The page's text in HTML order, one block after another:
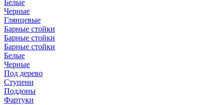
Белые
Черные
Глянцевые
Барные стойки
Барные стойки
Барные стойки
Белые
Черные
Под дерево
Ступени
Поддоны
Фартуки